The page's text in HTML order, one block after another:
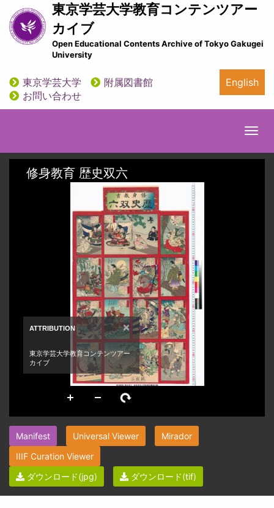
イ
ン
ン
ツ
東京学芸大学教育コンテンツアー
カイブ
Open Educational Contents Archive of Tokyo Gakugei
University
utility
東京学芸大学
附属図書館
お問い合わせ
English
Manifest Universal Viewer
Mirador
IIIF Curation Viewer
ダウンロード(jpg)
ダウンロード(tif)